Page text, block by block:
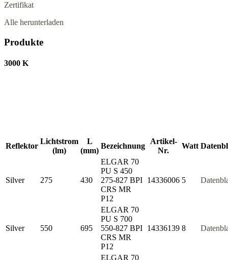
Zertifikat
Alle herunterladen
Produkte
3000 K
Reflektor
Lichtstrom
(lm)
L
(mm)
Bezeichnung
Artikel-
Nr.
Watt
Silver 275 430
ELGAR 70
PU S 450
275-827 BPI
CRS MR
P12
14336006 5
Silver 550 695
ELGAR 70
PU S 700
550-827 BPI
CRS MR
P12
14336139 8
ELGAR 70